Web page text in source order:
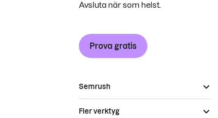
Avsluta när som helst.
Prova gratis
Semrush
Fler verktyg